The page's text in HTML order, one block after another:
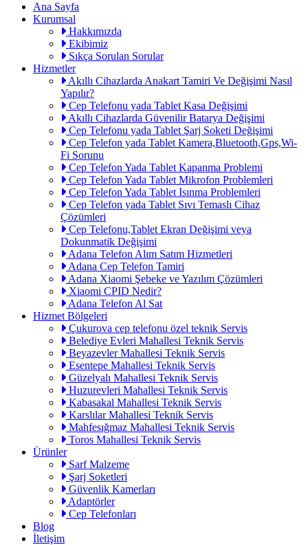
Ana Sayfa
Kurumsal
Hakkımızda
Ekibimiz
Sıkça Sorulan Sorular
Hizmetler
Akıllı Cihazlarda Anakart Tamiri Ve Değişimi Nasıl
Yapılır?
Cep Telefonu yada Tablet Kasa Değişimi
Akıllı Cihazlarda Güvenilir Batarya Değişimi
Cep Telefonu yada Tablet Şarj Soketi Değişimi
Cep Telefon yada Tablet Kamera,Bluetooth,Gps,Wi-
Fi Sorunu
Cep Telefon Yada Tablet Kapanma Problemi
Cep Telefon Yada Tablet Mikrofon Problemleri
Cep Telefon Yada Tablet Isınma Problemleri
Cep Telefon yada Tablet Sıvı Temaslı Cihaz
Çözümleri
Cep Telefonu,Tablet Ekran Değişimi veya
Dokunmatik Değişimi
Adana Telefon Alım Satım Hizmetleri
Adana Cep Telefon Tamiri
Adana Xiaomi Şebeke ve Yazılım Çözümleri
Xiaomi CPID Nedir?
Adana Telefon Al Sat
Hizmet Bölgeleri
Çukurova cep telefonu özel teknik Servis
Belediye Evleri Mahallesi Teknik Servis
Beyazevler Mahallesi Teknik Servis
Esentepe Mahallesi Teknik Servis
Güzelyalı Mahallesi Teknik Servis
Huzurevleri Mahallesi Teknik Servis
Kabasakal Mahallesi Teknik Servis
Karslılar Mahallesi Teknik Servis
Mahfesığmaz Mahallesi Teknik Servis
Toros Mahallesi Teknik Servis
Ürünler
Sarf Malzeme
Şarj Soketleri
Güvenlik Kamerları
Adaptörler
Cep Telefonları
Blog
İletişim